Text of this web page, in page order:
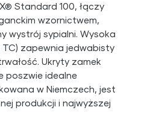
Standard 100, łączy
wzornictwem,
wystrój sypialni. Wysoka
zapewnia jedwabisty
Ukryty zamek
poszwie idealne
w Niemczech, jest
produkcji i najwyższej